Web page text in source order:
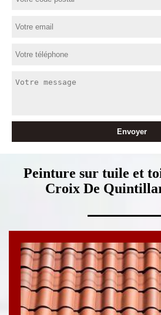
Peinture sur tuile et
Croix De